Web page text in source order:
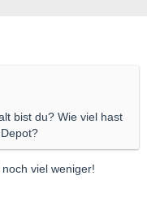
bist du? Wie viel hast
viel weniger!